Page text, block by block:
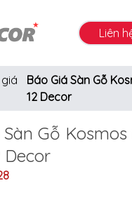
Liên
Báo Giá Sàn Gỗ
12 Decor
Sàn Gỗ
Decor